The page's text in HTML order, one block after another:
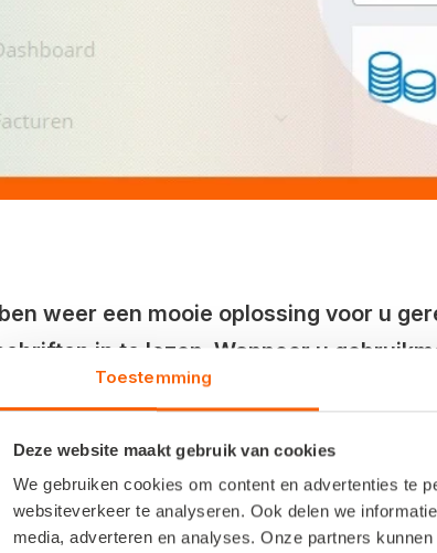
Toestemming
Deze website maakt gebruik van cookies
We gebruiken cookies om content en advertenties te
websiteverkeer te analyseren. Ook delen we
media, adverteren en analyses. Onze partners
weer een mooie oplossing voor u
in te lezen. Wanneer u
al dagelijks up-to-date. Ideaal.
Lees nu hoe u uw debiteuren
vanaf Snelstart inKaart